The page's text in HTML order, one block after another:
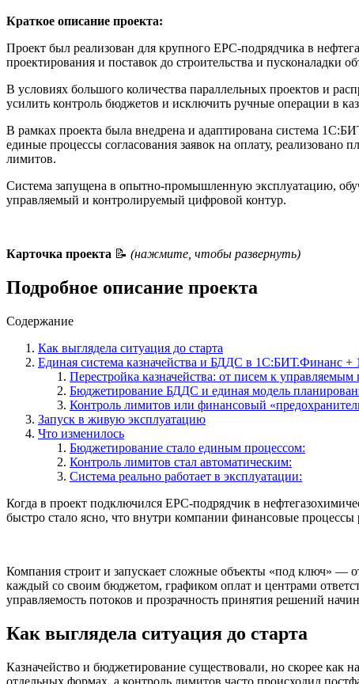
Краткое описание проекта:
Проект был реализован для крупного EPC-подрядчика в
проектирования и поставок до строительства и пусконаладки
В условиях большого количества параллельных проектов и
усилить контроль бюджетов и исключить ручные операции в
В рамках проекта была внедрена и адаптирована система
единые процессы согласования заявок на оплату,
лимитов.
Система запущена в опытно-промышленную эксплуатацию,
управляемый и контролируемый цифровой контур.
Карточка проекта 📝 (нажмите, чтобы развернуть)
Подробное описание проекта
Содержание
Как выглядела ситуация до старта
Единая система казначейства и БДДС в 1С:БИТ.Финанс +
Перестройка казначейства: от писем к управляемым
Бюджетирование БДДС и единая модель
Контроль лимитов или финансовый
Запуск в живую эксплуатацию
Что изменилось
Бюджетирование стало единым процессом:
Контроль лимитов стал автоматическим:
Система реально работает в эксплуатации:
Когда в проект подключился EPC-подрядчик в
быстро стало ясно, что внутри компании финансовые
Компания строит и запускает сложные объекты «под ключ» —
каждый со своим бюджетом, графиком оплат и центрами
управляемость потоков и прозрачность принятия решений
Как выглядела ситуация до старта
Казначейство и бюджетирование существовали, но скорее как
отдельных формах, а контроль лимитов часто происходил